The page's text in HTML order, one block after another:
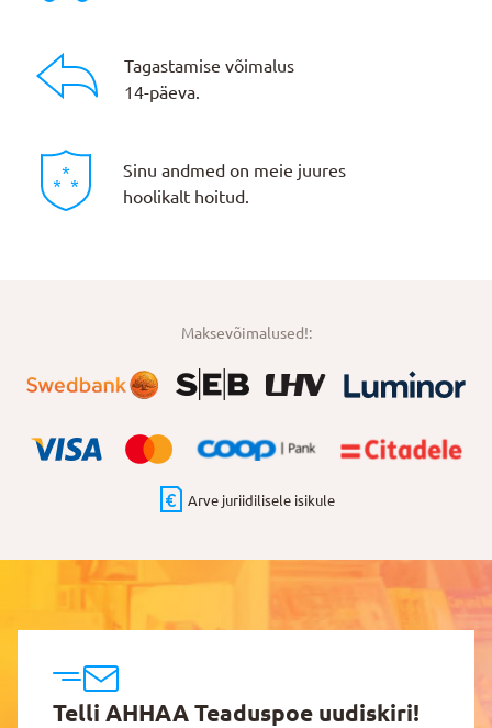
Tagastamise võimalus
14-päeva.
Sinu andmed on meie juures
hoolikalt hoitud.
Maksevõimalused!:
Arve juriidilisele isikule
Telli AHHAA Teaduspoe uudiskiri!